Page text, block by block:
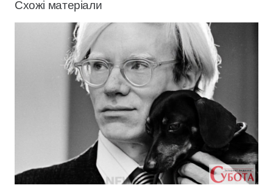
Схожі матеріали